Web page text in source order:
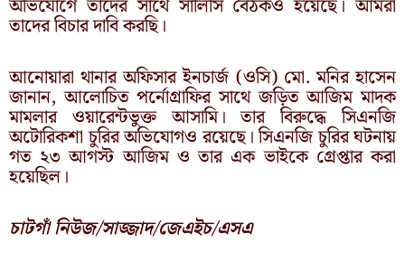
অভিযোগে তাদের সাথে সালিসি বৈঠকও হয়েছে। আমরা
তাদের বিচার দাবি করছি।
আনোয়ারা থানার অফিসার ইনচার্জ (ওসি) মো. মনির হাসেন
জানান, আলোচিত পর্নোগ্রাফির সাথে জড়িত আজিম মাদক
মামলার ওয়ারেন্টভুক্ত আসামি। তার বিরুদ্ধে সিএনজি
অটোরিকশা চুরির অভিযোগও রয়েছে। সিএনজি চুরির ঘটনায়
গত ২৩ আগস্ট আজিম ও তার এক ভাইকে গ্রেপ্তার করা
হয়েছিল।
চাটগাঁ নিউজ/সাজ্জাদ/জেএইচ/এসএ